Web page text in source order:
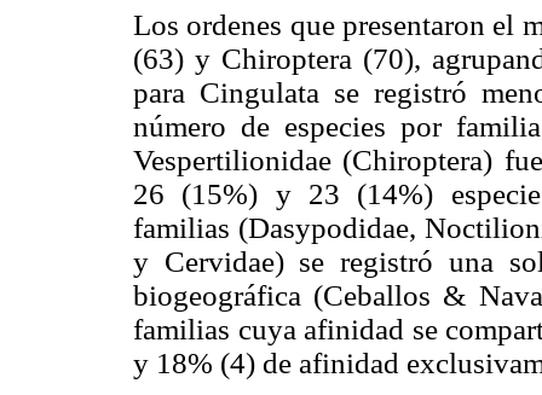
Los ordenes que presentaron el
(63) y Chiroptera (70),
para Cingulata se registró
número de especies por
Vespertilionidae (Chiroptera)
26 (15%) y 23 (14%)
familias (Dasypodidae,
y Cervidae) se registró una
biogeográfica (Ceballos &
familias cuya afinidad se
y 18% (4) de afinidad